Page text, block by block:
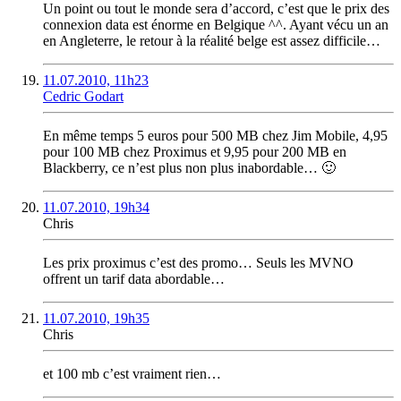
Un point ou tout le monde sera d’accord, c’est que le prix des
connexion data est énorme en Belgique ^^. Ayant vécu un an
en Angleterre, le retour à la réalité belge est assez difficile…
11.07.2010, 11h23
Cedric Godart
En même temps 5 euros pour 500 MB chez Jim Mobile, 4,95
pour 100 MB chez Proximus et 9,95 pour 200 MB en
Blackberry, ce n’est plus non plus inabordable… 🙂
11.07.2010, 19h34
Chris
Les prix proximus c’est des promo… Seuls les MVNO
offrent un tarif data abordable…
11.07.2010, 19h35
Chris
et 100 mb c’est vraiment rien…